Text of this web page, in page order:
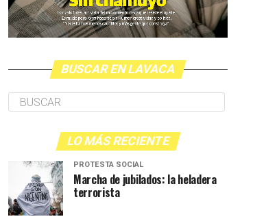
BUSCAR EN LAVACA
LO MÁS RECIENTE
PROTESTA SOCIAL
Marcha de jubilados: la heladera
terrorista